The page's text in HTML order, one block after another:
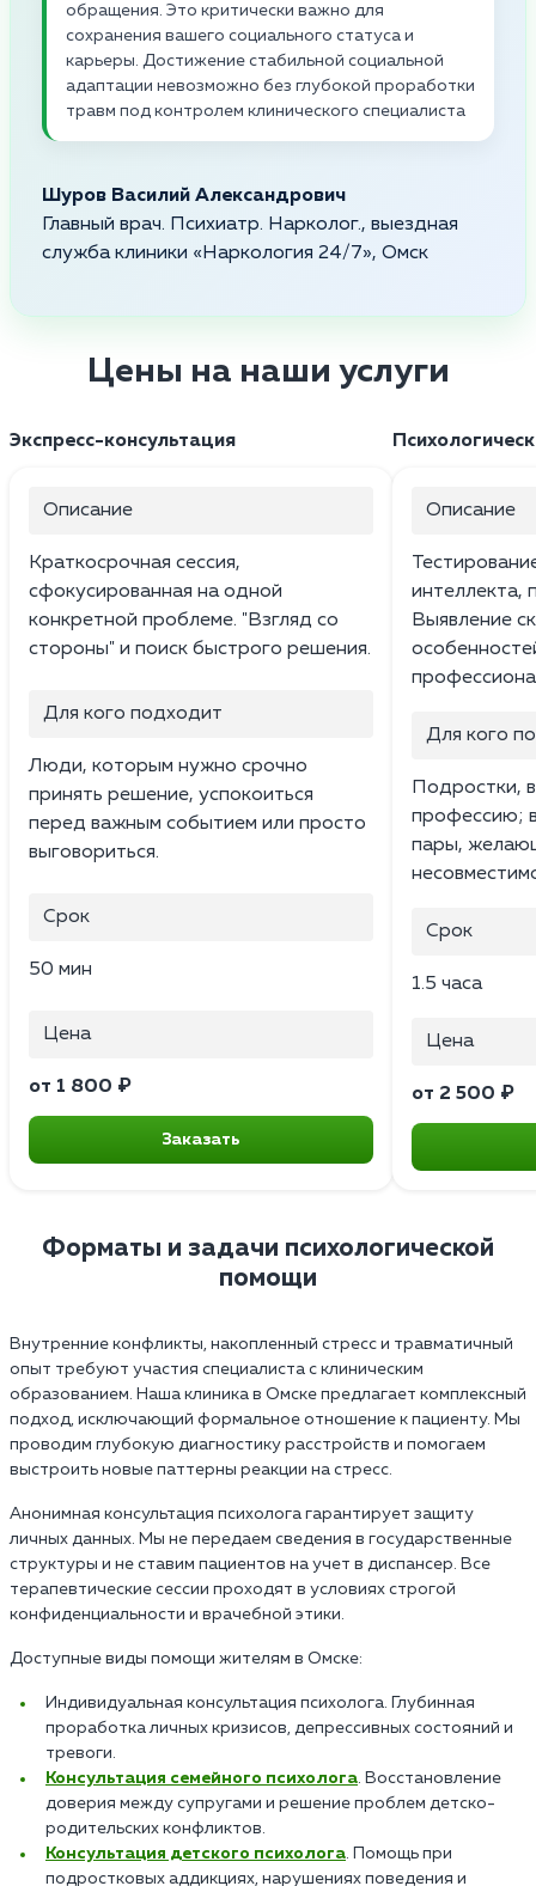
обращения. Это критически важно для
сохранения вашего социального статуса и
карьеры. Достижение стабильной социальной
адаптации невозможно без глубокой проработки
травм под контролем клинического специалиста
Шуров Василий Александрович
Главный врач. Психиатр. Нарколог., выездная
служба клиники «Наркология 24/7», Омск
Цены на наши услуги
Экспресс-консультация
Описание
Краткосрочная сессия,
сфокусированная на одной
конкретной проблеме. "Взгляд со
стороны" и поиск быстрого решения.
Для кого подходит
Люди, которым нужно срочно
принять решение, успокоиться
перед важным событием или просто
выговориться.
Срок
50 мин
Цена
от 1 800 ₽
Заказать
Описание
интеллекта,
Выявление
Для кого
Подростки,
профессию;
пары,
Срок
1.5 часа
Цена
от 2 500 ₽
Форматы и задачи психологической
помощи
Внутренние конфликты, накопленный стресс и травматичный
опыт требуют участия специалиста с клиническим
образованием. Наша клиника в Омске предлагает комплексный
подход, исключающий формальное отношение к пациенту. Мы
проводим глубокую диагностику расстройств и помогаем
выстроить новые паттерны реакции на стресс.
Анонимная консультация психолога гарантирует защиту
личных данных. Мы не передаем сведения в государственные
структуры и не ставим пациентов на учет в диспансер. Все
терапевтические сессии проходят в условиях строгой
конфиденциальности и врачебной этики.
Доступные виды помощи жителям в Омске:
Индивидуальная консультация психолога. Глубинная
проработка личных кризисов, депрессивных состояний и
тревоги.
Консультация семейного психолога. Восстановление
доверия между супругами и решение проблем детско-
родительских конфликтов.
Консультация детского психолога. Помощь при
подростковых аддикциях, нарушениях поведения и